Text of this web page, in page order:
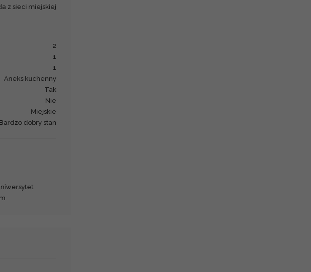
z sieci miejskiej
2
1
1
Aneks kuchenny
Tak
Nie
Miejskie
Bardzo dobry stan